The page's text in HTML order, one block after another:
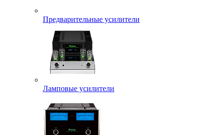
Предварительные усилители
Ламповые усилители